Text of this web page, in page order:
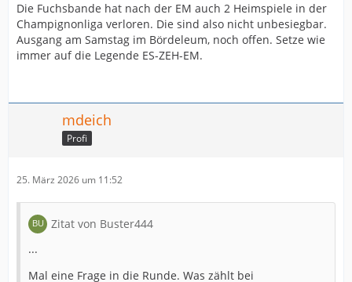
Die Fuchsbande hat nach der EM auch 2 Heimspiele in der
Champignonliga verloren. Die sind also nicht unbesiegbar.
Ausgang am Samstag im Bördeleum, noch offen. Setze wie
immer auf die Legende ES-ZEH-EM.
mdeich
Profi
25. März 2026 um 11:52
Zitat von Buster444
...
Mal eine Frage in die Runde. Was zählt bei